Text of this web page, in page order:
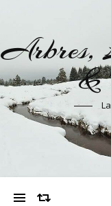
Arbres,
&